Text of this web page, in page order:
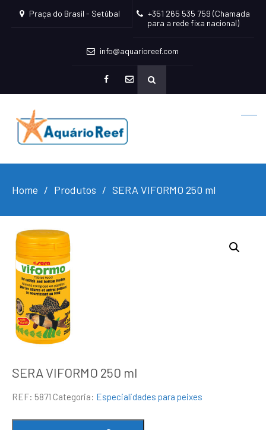
Praça do Brasil - Setúbal
+351 265 535 759 (Chamada
para a rede fixa nacional)
info@aquarioreef.com
mailto
Home Produtos SERA VIFORMO 250 ml
SERA VIFORMO 250 ml
REF: 5871 Categoria: Especialidades para peixes